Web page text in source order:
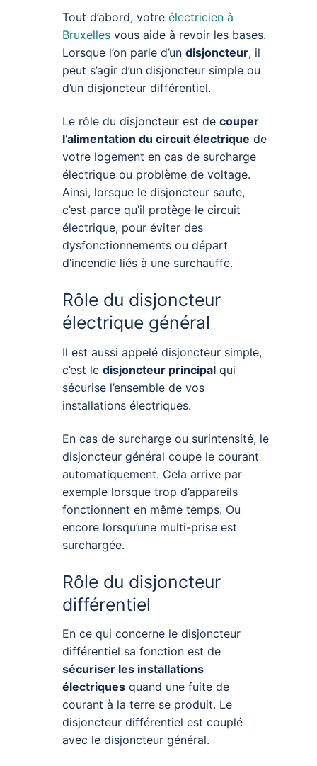
Tout d’abord, votreélectricien à
Bruxelles vous aide à revoir les bases.
Lorsque l’on parle d’undisjoncteur, il
peut s’agir d’un disjoncteur simple ou
d’un disjoncteur différentiel.
Le rôle du disjoncteur est decouper
l’alimentation du circuit électrique de
votre logement en cas de surcharge
électrique ou problème de voltage.
Ainsi, lorsque le disjoncteur saute,
c’est parce qu’il protège le circuit
électrique, pour éviter des
dysfonctionnements ou départ
d’incendie liés à une surchauffe.
Rôle du disjoncteur
électrique général
Il est aussi appelé disjoncteur simple,
c’est ledisjoncteur principal qui
sécurise l’ensemble de vos
installations électriques.
En cas de surcharge ou surintensité, le
disjoncteur général coupe le courant
automatiquement. Cela arrive par
exemple lorsque trop d’appareils
fonctionnent en même temps. Ou
encore lorsqu’une multi-prise est
surchargée.
Rôle du disjoncteur
différentiel
En ce qui concerne le disjoncteur
différentiel sa fonction est de
sécuriser les installations
électriques quand une fuite de
courant à la terre se produit. Le
disjoncteur différentiel est couplé
avec le disjoncteur général.